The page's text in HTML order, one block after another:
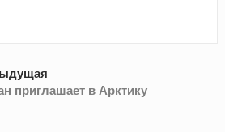
приглашает в Арктику